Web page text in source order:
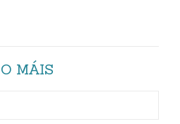
O MÁIS